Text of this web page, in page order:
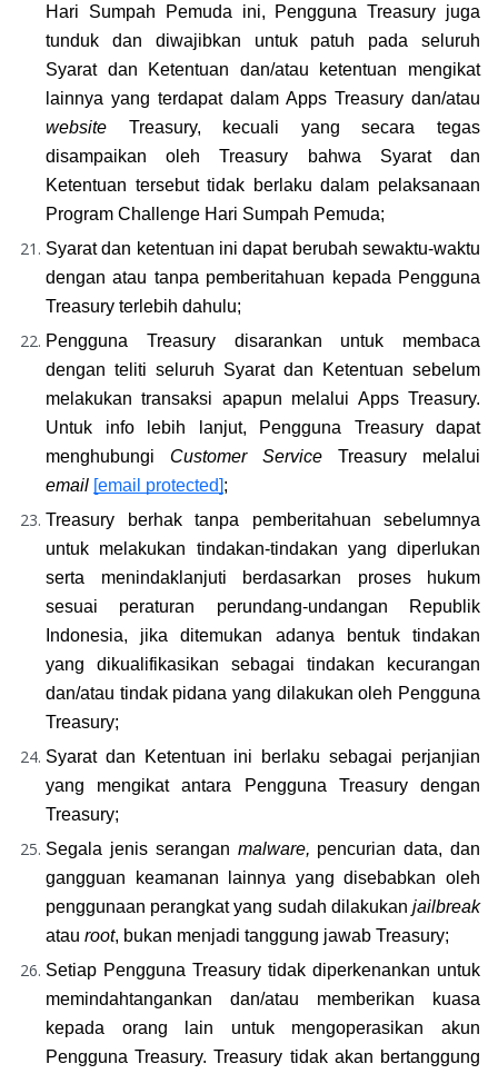
Hari Sumpah Pemuda ini, Pengguna Treasury juga
tunduk dan diwajibkan untuk patuh pada seluruh
Syarat dan Ketentuan dan/atau ketentuan mengikat
website Treasury, kecuali yang secara tegas
disampaikan oleh Treasury bahwa Syarat dan
Ketentuan tersebut tidak berlaku dalam pelaksanaan
Program Challenge Hari Sumpah Pemuda;
Syarat dan ketentuan ini dapat berubah sewaktu-waktu
dengan atau tanpa pemberitahuan kepada Pengguna
Treasury terlebih dahulu;
Pengguna Treasury disarankan untuk membaca
dengan teliti seluruh Syarat dan Ketentuan sebelum
melakukan transaksi apapun melalui Apps Treasury.
Untuk info lebih lanjut, Pengguna Treasury dapat
menghubungi Customer Service
email [email protected];
Treasury berhak tanpa pemberitahuan sebelumnya
untuk melakukan tindakan-tindakan yang diperlukan
serta menindaklanjuti berdasarkan proses hukum
sesuai peraturan perundang-undangan Republik
Indonesia, jika ditemukan adanya bentuk tindakan
yang dikualifikasikan sebagai tindakan kecurangan
dan/atau tindak pidana yang dilakukan oleh Pengguna
Treasury;
Syarat dan Ketentuan ini berlaku sebagai perjanjian
yang mengikat antara Pengguna Treasury dengan
Treasury;
Segala jenis serangan malware, pencurian data, dan
gangguan keamanan lainnya yang disebabkan oleh
penggunaan perangkat yang sudah dilakukan
jailbreak
atau root, bukan menjadi tanggung jawab Treasury;
Setiap Pengguna Treasury tidak diperkenankan untuk
memindahtangankan dan/atau memberikan kuasa
kepada orang lain untuk mengoperasikan akun
Pengguna Treasury. Treasury tidak akan bertanggung